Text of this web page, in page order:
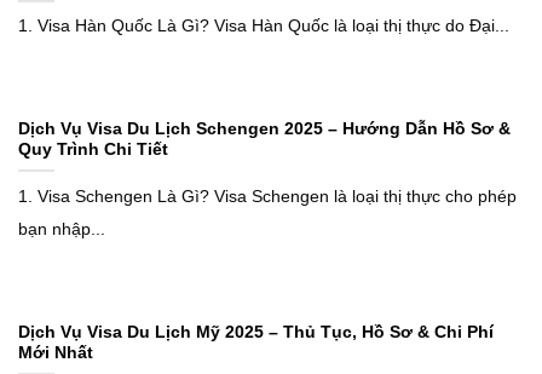
1. Visa Hàn Quốc Là Gì? Visa Hàn Quốc là loại thị thực do Đại...
Dịch Vụ Visa Du Lịch Schengen 2025 – Hướng Dẫn Hồ Sơ &
Quy Trình Chi Tiết
1. Visa Schengen Là Gì? Visa Schengen là loại thị thực cho phép
bạn nhập...
Dịch Vụ Visa Du Lịch Mỹ 2025 – Thủ Tục, Hồ Sơ & Chi Phí
Mới Nhất